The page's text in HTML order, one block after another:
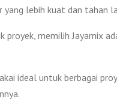
lebih kuat dan tahan
memilih Jayamix
ideal untuk berbagai